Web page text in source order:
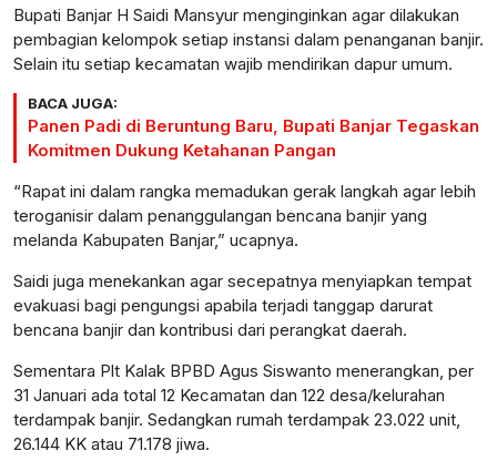
Bupati Banjar H Saidi Mansyur menginginkan agar dilakukan
pembagian kelompok setiap instansi dalam penanganan banjir.
Selain itu setiap kecamatan wajib mendirikan dapur umum.
BACA JUGA:
Panen Padi di Beruntung Baru, Bupati Banjar Tegaskan
Komitmen Dukung Ketahanan Pangan
“Rapat ini dalam rangka memadukan gerak langkah agar lebih
teroganisir dalam penanggulangan bencana banjir yang
melanda Kabupaten Banjar,” ucapnya.
Saidi juga menekankan agar secepatnya menyiapkan tempat
evakuasi bagi pengungsi apabila terjadi tanggap darurat
bencana banjir dan kontribusi dari perangkat daerah.
Sementara Plt Kalak BPBD Agus Siswanto menerangkan, per
31 Januari ada total 12 Kecamatan dan 122 desa/kelurahan
terdampak banjir. Sedangkan rumah terdampak 23.022 unit,
26.144 KK atau 71.178 jiwa.